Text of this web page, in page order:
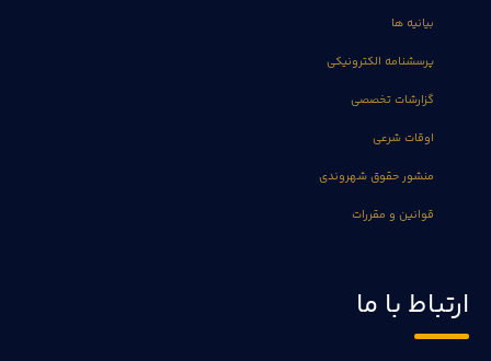
بیانیه ها
پرسشنامه الکترونیکی
گزارشات تخصصی
اوقات شرعی
منشور حقوق شهروندی
قوانین و مقررات
ارتباط با ما